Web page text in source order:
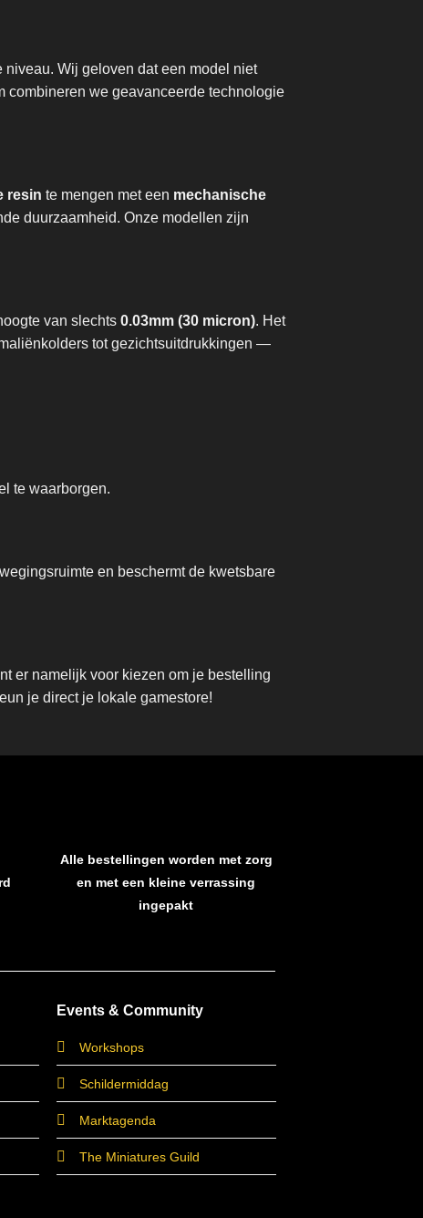
Wij geloven dat een model niet
combineren we geavanceerde technologie
resin te mengen met een mechanische
duurzaamheid. Onze modellen zijn
van slechts 0.03mm (30 micron). Het
tot gezichtsuitdrukkingen —
te waarborgen.
en beschermt de kwetsbare
er namelijk voor kiezen om je bestelling
je direct je lokale gamestore!
Alle bestellingen worden met zorg
en met een kleine verrassing
ingepakt
Events & Community
Workshops
Schildermiddag
Marktagenda
The Miniatures Guild